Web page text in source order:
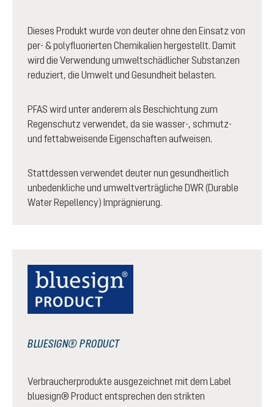
Dieses Produkt wurde von deuter ohne den Einsatz von
per- & polyfluorierten Chemikalien hergestellt. Damit
wird die Verwendung umweltschädlicher Substanzen
reduziert, die Umwelt und Gesundheit belasten.
PFAS wird unter anderem als Beschichtung zum
Regenschutz verwendet, da sie wasser-, schmutz-
und fettabweisende Eigenschaften aufweisen.
Stattdessen verwendet deuter nun gesundheitlich
unbedenkliche und umweltverträgliche DWR (Durable
Water Repellency) Imprägnierung.
BLUESIGN® PRODUCT
Verbraucherprodukte ausgezeichnet mit dem Label
bluesign® Product entsprechen den strikten